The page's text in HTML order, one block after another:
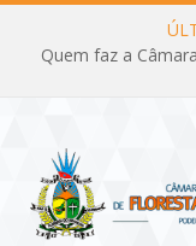
Quem faz a